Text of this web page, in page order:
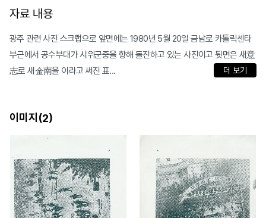
자료 내용
광주 관련 사진 스크랩으로 앞면에는 1980년 5월 20일 금남로 카톨릭센타
부근에서 공수부대가 시위군중을 향해 돌진하고 있는 사진이고 뒷면은 새意
志로 새金南을 이라고 써진 표...
더 보기
이미지(2)